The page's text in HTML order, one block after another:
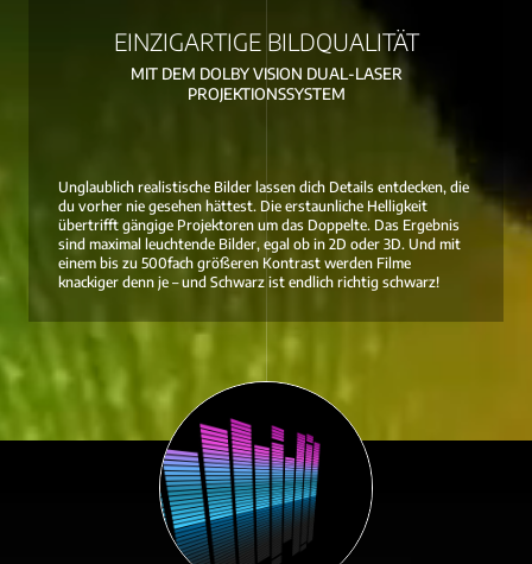
EINZIGARTIGE BILDQUALITÄT
MIT DEM DOLBY VISION DUAL-LASER
PROJEKTIONSSYSTEM
Unglaublich realistische Bilder lassen dich Details entdecken, die
du vorher nie gesehen hättest. Die erstaunliche Helligkeit
übertrifft gängige Projektoren um das Doppelte. Das Ergebnis
sind maximal leuchtende Bilder, egal ob in 2D oder 3D. Und mit
einem bis zu 500fach größeren Kontrast werden Filme
knackiger denn je – und Schwarz ist endlich richtig schwarz!